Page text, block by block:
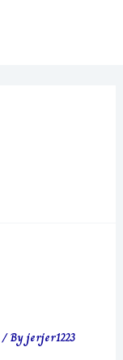
/ Byjerjer1223